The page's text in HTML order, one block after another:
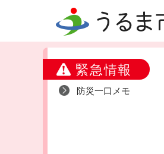
うるま市
緊急情報
防災一口メモ